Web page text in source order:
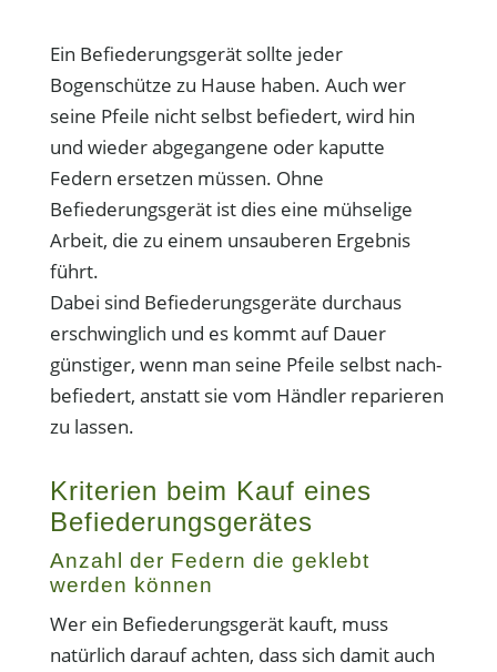
Ein Befiederungsgerät sollte jeder
Bogenschütze zu Hause haben. Auch wer
seine Pfeile nicht selbst befiedert, wird hin
und wieder abgegangene oder kaputte
Federn ersetzen müssen. Ohne
Befiederungsgerät ist dies eine mühselige
Arbeit, die zu einem unsauberen Ergebnis
führt.
Dabei sind Befiederungsgeräte durchaus
erschwinglich und es kommt auf Dauer
günstiger, wenn man seine Pfeile selbst nach-
befiedert, anstatt sie vom Händler reparieren
zu lassen.
Kriterien beim Kauf eines
Befiederungsgerätes
Anzahl der Federn die geklebt
werden können
Wer ein Befiederungsgerät kauft, muss
natürlich darauf achten, dass sich damit auch